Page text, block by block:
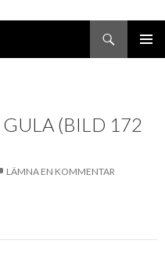
(BILD 172
LÄMNA EN KOMMENTAR